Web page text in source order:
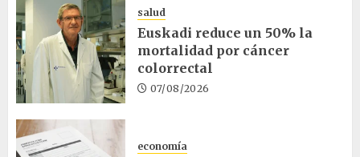
salud
Euskadi reduce un 50% la
mortalidad por cáncer
colorrectal
07/08/2026
economía